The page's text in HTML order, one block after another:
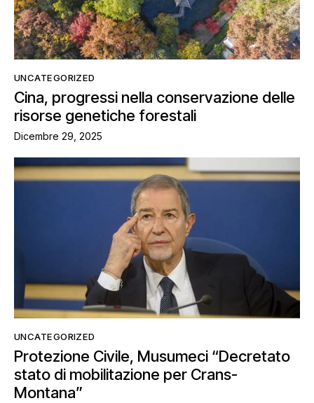
UNCATEGORIZED
Cina, progressi nella conservazione delle
risorse genetiche forestali
Dicembre 29, 2025
UNCATEGORIZED
Protezione Civile, Musumeci “Decretato
stato di mobilitazione per Crans-
Montana”